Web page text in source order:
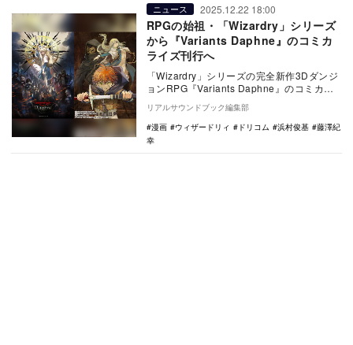
ニュース 2025.12.22 18:00
RPGの始祖・「Wizardry」シリーズ
から『Variants Daphne』のコミカ
ライズ刊行へ
「Wizardry」シリーズの完全新作3Dダンジ
ョンRPG『Variants Daphne』のコミカラ
イズ第1巻が発売される。
リアルサウンドブック編集部
漫画
ウィザードリィ ドリコム 浜村俊基
藤澤紀
幸